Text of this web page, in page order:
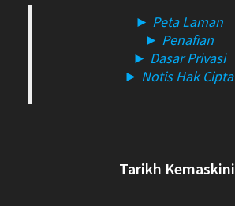
► Peta Laman
► Penafian
► Dasar Privasi
► Notis Hak Cipta
Tarikh Kemaskini